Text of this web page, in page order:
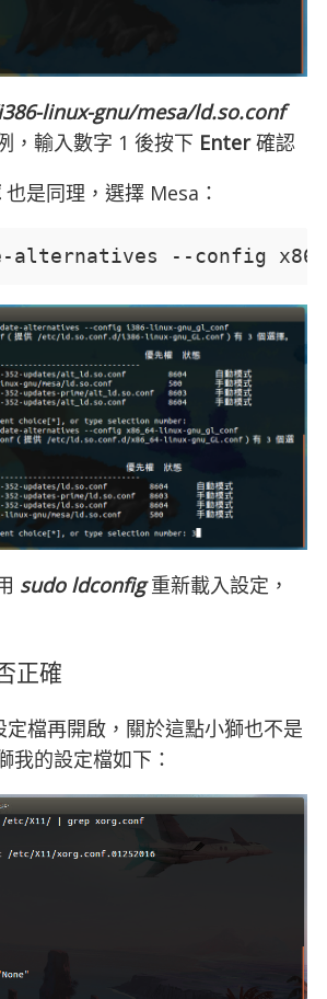
linux-gnu/mesa/ld.so.conf
，輸入數字 1 後按下 Enter確認
也是同理，選擇 Mesa：
alternatives --config
sudo ldconfig重新載入設定，
正確
檔再開啟，關於這點小獅也不是
我的設定檔如下：